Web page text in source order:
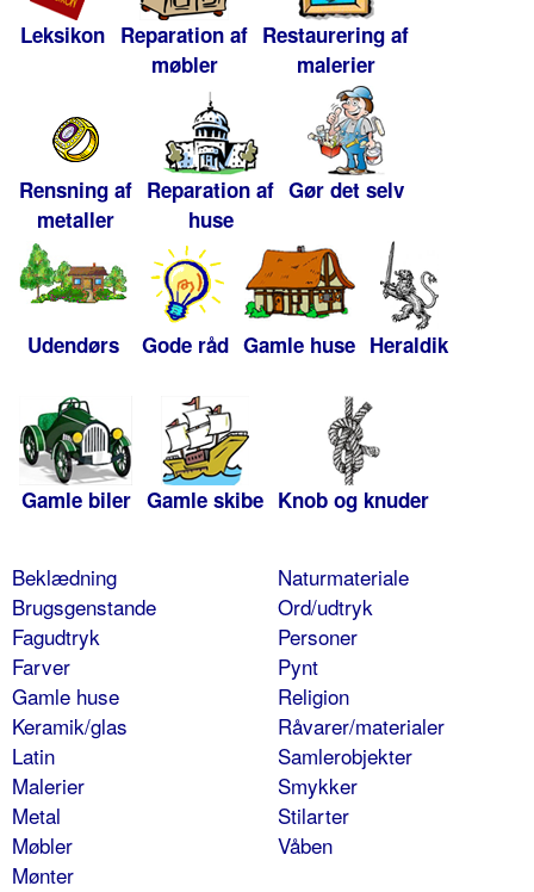
Leksikon Reparation af
møbler
Restaurering af
malerier
Rensning af
metaller
Reparation af
huse
Gør det selv
Udendørs Gode råd Gamle huse Heraldik
Gamle biler Gamle skibe Knob og knuder
Beklædning
Brugsgenstande
Fagudtryk
Farver
Gamle huse
Keramik/glas
Latin
Malerier
Metal
Møbler
Mønter
Naturmateriale
Ord/udtryk
Personer
Pynt
Religion
Råvarer/materialer
Samlerobjekter
Smykker
Stilarter
Våben